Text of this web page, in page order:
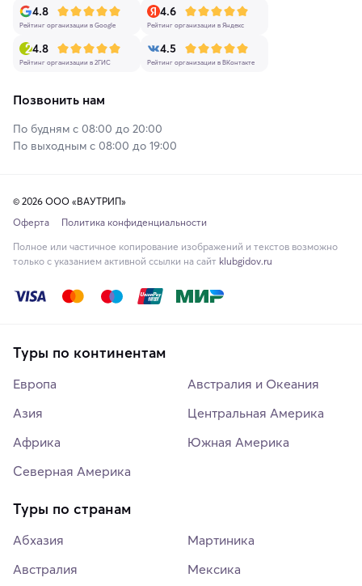
4.8
Рейтинг организации в Google
4.6
Рейтинг организации в Яндекс
4.8
Рейтинг организации в 2ГИС
4.5
Рейтинг организации в ВКонтакте
Позвонить нам
По будням с 08:00 до 20:00
По выходным с 08:00 до 19:00
© 2026 ООО «ВАУТРИП»
Оферта
Политика конфиденциальности
Полное или частичное копирование изображений и текстов возможно
только с указанием активной ссылки на сайт klubgidov.ru
Туры по континентам
Европа
Азия
Африка
Северная Америка
Австралия и Океания
Центральная Америка
Южная Америка
Туры по странам
Абхазия
Австралия
Мартиника
Мексика